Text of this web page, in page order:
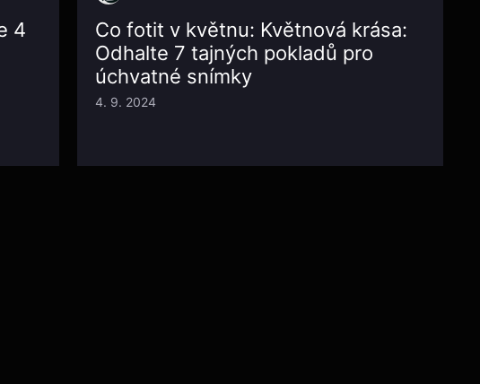
4
Co fotit v květnu: Květnová krása:
Odhalte 7 tajných pokladů pro
úchvatné snímky
4. 9. 2024